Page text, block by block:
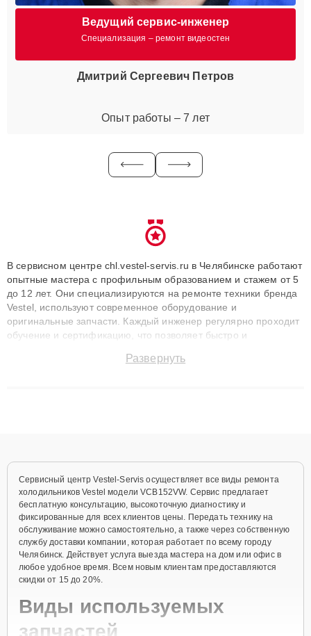
Ведущий сервис-инженер
Специализация – ремонт видеостен
Дмитрий Сергеевич Петров
Опыт работы – 7 лет
В сервисном центре chl.vestel-servis.ru в Челябинске работают
опытные мастера с профильным образованием и стажем от 5
до 12 лет. Они специализируются на ремонте техники бренда
Vestel, используют современное оборудование и
оригинальные запчасти. Каждый инженер регулярно проходит
обучение и сертификацию, что позволяет быстро и
сохранением гарантии до 3 лет. Наши мастера решают
Развернуть
Сервисный центр Vestel-Servis осуществляет все виды ремонта
холодильников Vestel модели VCB152VW. Сервис предлагает
бесплатную консультацию, высокоточную диагностику и
фиксированные для всех клиентов цены. Передать технику на
обслуживание можно самостоятельно, а также через собственную
службу доставки компании, которая работает по всему городу
Челябинск. Действует услуга выезда мастера на дом или офис в
любое удобное время. Всем новым клиентам предоставляются
скидки от 15 до 20%.
Виды используемых
запчастей